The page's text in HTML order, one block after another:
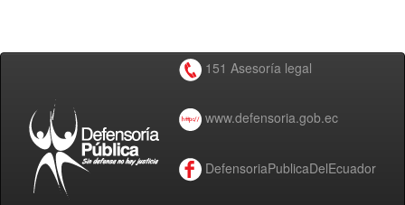
151 Asesoría legal
www.defensoria.gob.ec
DefensoriaPublicaDelEcuador